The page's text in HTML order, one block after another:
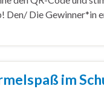
Den/ Die Gewinner*in
im